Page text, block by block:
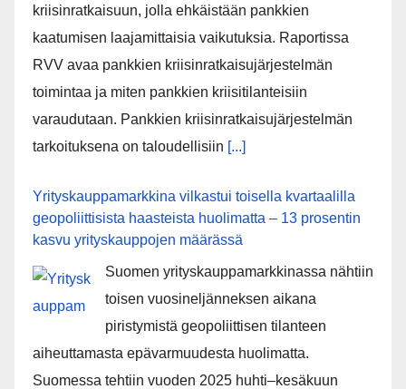
kriisinratkaisuun, jolla ehkäistään pankkien
kaatumisen laajamittaisia vaikutuksia. Raportissa
RVV avaa pankkien kriisinratkaisujärjestelmän
toimintaa ja miten pankkien kriisitilanteisiin
varaudutaan. Pankkien kriisinratkaisujärjestelmän
tarkoituksena on taloudellisiin [...]
Yrityskauppamarkkina vilkastui toisella kvartaalilla
geopoliittisista haasteista huolimatta – 13 prosentin
kasvu yrityskauppojen määrässä
Suomen yrityskauppamarkkinassa nähtiin
toisen vuosineljänneksen aikana
piristymistä geopoliittisen tilanteen
aiheuttamasta epävarmuudesta huolimatta.
Suomessa tehtiin vuoden 2025 huhti–kesäkuun